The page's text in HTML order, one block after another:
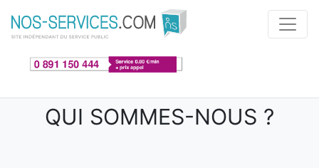
Aller au contenu principal
QUI SOMMES-NOUS ?